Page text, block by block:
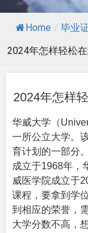
Home / 毕业
2024年怎样轻松
2024年怎样
华威大学（
一所公立大学。
育计划的一部分
成立于1968年，
威医学院成立于
课程，要拿到学
到相应的荣誉，
大学分数不高，